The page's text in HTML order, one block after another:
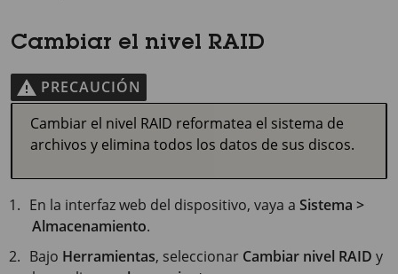
Cambiar el nivel RAID
PRECAUCIÓN
Cambiar el nivel RAID reformatea el sistema de
archivos y elimina todos los datos de sus discos.
En la interfaz web del dispositivo, vaya aSistema >
Almacenamiento.
Bajo Herramientas, seleccionar Cambiar nivel RAID y